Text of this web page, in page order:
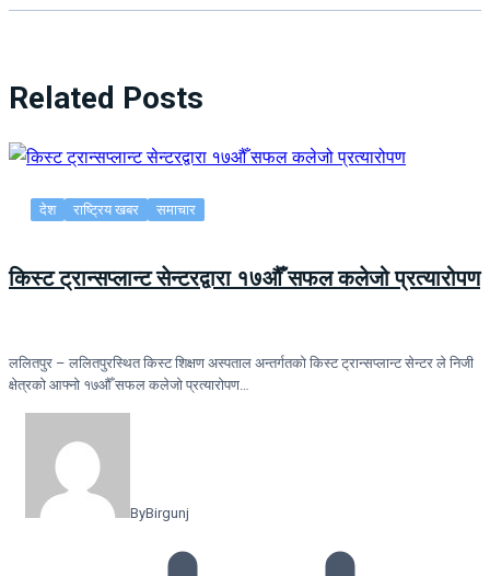
Related Posts
देश राष्ट्रिय खबर समाचार
किस्ट ट्रान्सप्लान्ट सेन्टरद्वारा १७औँ सफल कलेजो प्रत्यारोपण
ललितपुर – ललितपुरस्थित किस्ट शिक्षण अस्पताल अन्तर्गतको किस्ट ट्रान्सप्लान्ट सेन्टर ले निजी
क्षेत्रको आफ्नो १७औँ सफल कलेजो प्रत्यारोपण…
ByBirgunj